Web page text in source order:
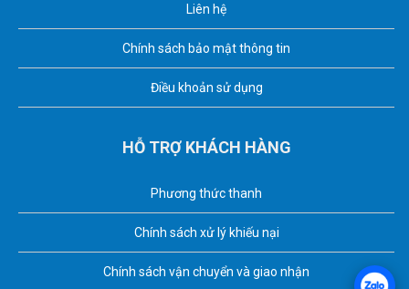
Liên hệ
Chính sách bảo mật thông tin
Điều khoản sử dụng
HỖ TRỢ KHÁCH HÀNG
Phương thức thanh
Chính sách xử lý khiếu nại
Chính sách vận chuyển và giao nhận